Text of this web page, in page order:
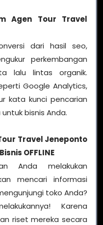
Agen Tour Travel
dari hasil seo,
perkembangan
lalu lintas organik.
Google Analytics,
kata kunci pencarian
bisnis Anda.
Travel Jeneponto
OFFLINE
Anda melakukan
mencari informasi
toko Anda?
Karena
riset mereka secara